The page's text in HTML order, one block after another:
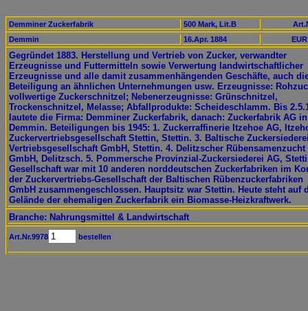
Demminer Zuckerfabrik 500 Mark, Lit.B
Demmin
16.Apr. 1884
Gegründet 1883. Herstellung und Vertrieb von Zucker, verwandter
Erzeugnisse und Futtermitteln sowie Verwertung landwirtschaftlicher
Erzeugnisse und alle damit zusammenhängenden Geschäfte, auch
Beteiligung an ähnlichen Unternehmungen usw. Erzeugnisse:
vollwertige Zuckerschnitzel; Nebenerzeugnisse: Grünschnitzel,
Trockenschnitzel, Melasse; Abfallprodukte: Scheideschlamm. Bis
lautete die Firma: Demminer Zuckerfabrik, danach: Zuckerfabrik AG in
Demmin. Beteiligungen bis 1945: 1. Zuckerraffinerie Itzehoe AG,
Zuckervertriebsgesellschaft Stettin, Stettin. 3. Baltische
Vertriebsgesellschaft GmbH, Stettin. 4. Delitzscher Rübensamenzucht
GmbH, Delitzsch. 5. Pommersche Provinzial-Zuckersiederei AG,
Gesellschaft war mit 10 anderen norddeutschen Zuckerfabriken im
der Zuckervertriebs-Gesellschaft der Baltischen Rübenzuckerfabriken
GmbH zusammengeschlossen. Hauptsitz war Stettin. Heute steht auf
Gelände der ehemaligen Zuckerfabrik ein Biomasse-Heizkraftwerk.
Branche: Nahrungsmittel & Landwirtschaft
Art.Nr.9978 bestellen